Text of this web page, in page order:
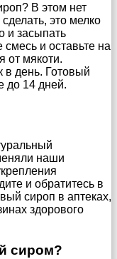
В этом нет
это мелко
и засыпать
и оставьте на
от мякоти.
в день. Готовый
до 14 дней.
наши
и обратитесь в
сироп в аптеках,
здорового
сиром?